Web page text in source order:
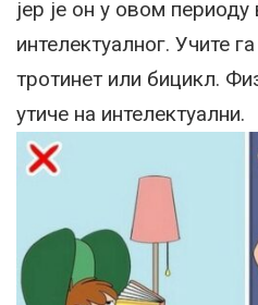
јер је он у овом
интелектуалног. Учите
тротинет или бицикл.
утиче на интелектуални.